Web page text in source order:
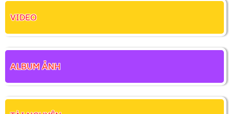
VIDEO
ALBUM ẢNH